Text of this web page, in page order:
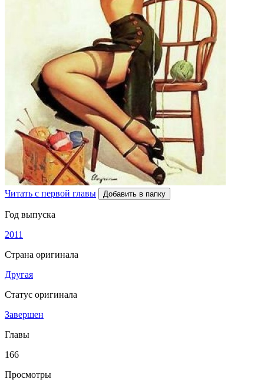
Читать с первой главы Добавить в папку
Год выпуска
2011
Страна оригинала
Другая
Статус оригинала
Завершен
Главы
166
Просмотры